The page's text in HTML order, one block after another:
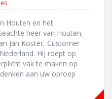
Houten en het
heer van Houten,
Jan Koster, Customer
Hij roept op
vak te maken op
aan uw oproep